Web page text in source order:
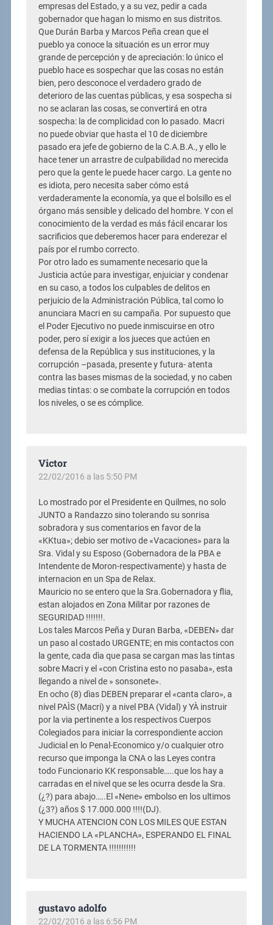
empresas del Estado, y a su vez, pedir a cada
gobernador que hagan lo mismo en sus distritos.
Que Durán Barba y Marcos Peña crean que el
pueblo ya conoce la situación es un error muy
grande de percepción y de apreciación: lo único el
pueblo hace es sospechar que las cosas no están
bien, pero desconoce el verdadero grado de
deterioro de las cuentas públicas, y esa sospecha si
no se aclaran las cosas, se convertirá en otra
sospecha: la de complicidad con lo pasado. Macri
no puede obviar que hasta el 10 de diciembre
pasado era jefe de gobierno de la C.A.B.A., y ello le
hace tener un arrastre de culpabilidad no merecida
pero que la gente le puede hacer cargo. La gente no
es idiota, pero necesita saber cómo está
verdaderamente la economía, ya que el bolsillo es el
órgano más sensible y delicado del hombre. Y con el
conocimiento de la verdad es más fácil encarar los
sacrificios que deberemos hacer para enderezar el
país por el rumbo correcto.
Por otro lado es sumamente necesario que la
Justicia actúe para investigar, enjuiciar y condenar
en su caso, a todos los culpables de delitos en
perjuicio de la Administración Pública, tal como lo
anunciara Macri en su campaña. Por supuesto que
el Poder Ejecutivo no puede inmiscuirse en otro
poder, pero sí exigir a los jueces que actúen en
defensa de la República y sus instituciones, y la
corrupción –pasada, presente y futura- atenta
contra las bases mismas de la sociedad, y no caben
medias tintas: o se combate la corrupción en todos
los niveles, o se es cómplice.
Victor
22/02/2016 a las 5:50 PM
Lo mostrado por el Presidente en Quilmes, no solo
JUNTO a Randazzo sino tolerando su sonrisa
sobradora y sus comentarios en favor de la
«KKtua»; debio ser motivo de «Vacaciones» para la
Sra. Vidal y su Esposo (Gobernadora de la PBA e
Intendente de Moron-respectivamente) y hasta de
internacion en un Spa de Relax.
Mauricio no se entero que la Sra.Gobernadora y flia,
estan alojados en Zona Militar por razones de
SEGURIDAD !!!!!!!.
Los tales Marcos Peña y Duran Barba, «DEBEN» dar
un paso al costado URGENTE; en mis contactos con
la gente, cada dìa que pasa se cargan mas las tintas
sobre Macri y el «con Cristina esto no pasaba», esta
llegando a nivel de » sonsonete».
En ocho (8) dìas DEBEN preparar el «canta claro», a
nivel PAÌS (Macri) y a nivel PBA (Vidal) y YÀ instruir
por la via pertinente a los respectivos Cuerpos
Colegiados para iniciar la correspondiente accion
Judicial en lo Penal-Economico y/o cualquier otro
recurso que imponga la CNA o las Leyes contra
todo Funcionario KK responsable…..que los hay a
carradas en el nivel que se les ocurra desde la Sra.
(¿?) para abajo…..El «Nene» embolso en los ultimos
(¿3?) años $ 17.000.000 !!!!(DJ).
Y MUCHA ATENCION CON LOS MILES QUE ESTAN
HACIENDO LA «PLANCHA», ESPERANDO EL FINAL
DE LA TORMENTA !!!!!!!!!!!
gustavo adolfo
22/02/2016 a las 6:56 PM